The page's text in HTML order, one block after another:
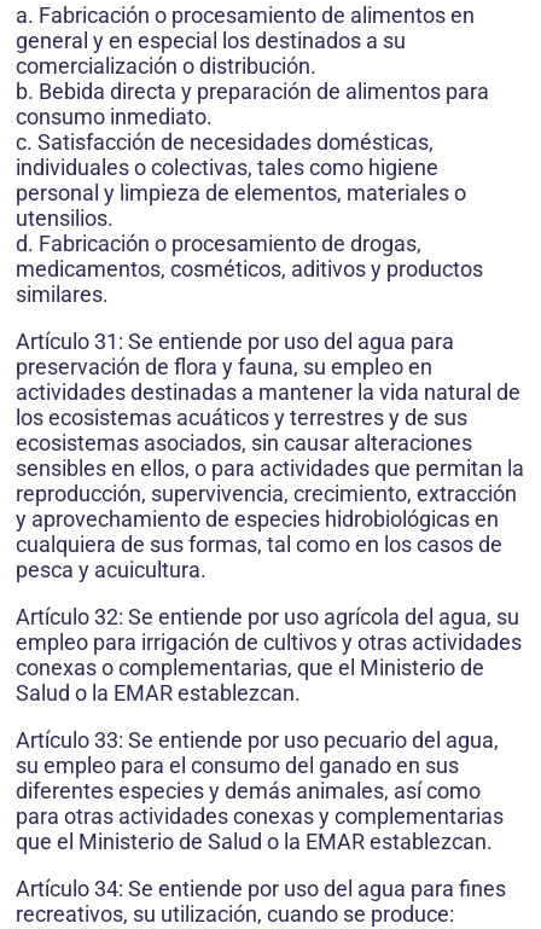
a. Fabricación o procesamiento de alimentos en
general y en especial los destinados a su
comercialización o distribución.
b. Bebida directa y preparación de alimentos para
consumo inmediato.
c. Satisfacción de necesidades domésticas,
individuales o colectivas, tales como higiene
personal y limpieza de elementos, materiales o
utensilios.
d. Fabricación o procesamiento de drogas,
medicamentos, cosméticos, aditivos y productos
similares.
Artículo 31: Se entiende por uso del agua para
preservación de flora y fauna, su empleo en
actividades destinadas a mantener la vida natural de
los ecosistemas acuáticos y terrestres y de sus
ecosistemas asociados, sin causar alteraciones
sensibles en ellos, o para actividades que permitan la
reproducción, supervivencia, crecimiento, extracción
y aprovechamiento de especies hidrobiológicas en
cualquiera de sus formas, tal como en los casos de
pesca y acuicultura.
Artículo 32: Se entiende por uso agrícola del agua, su
empleo para irrigación de cultivos y otras actividades
conexas o complementarias, que el Ministerio de
Salud o la EMAR establezcan.
Artículo 33: Se entiende por uso pecuario del agua,
su empleo para el consumo del ganado en sus
diferentes especies y demás animales, así como
para otras actividades conexas y complementarias
que el Ministerio de Salud o la EMAR establezcan.
Artículo 34: Se entiende por uso del agua para fines
recreativos, su utilización, cuando se produce: